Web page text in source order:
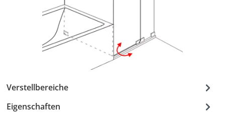
Verstellbereiche
Eigenschaften